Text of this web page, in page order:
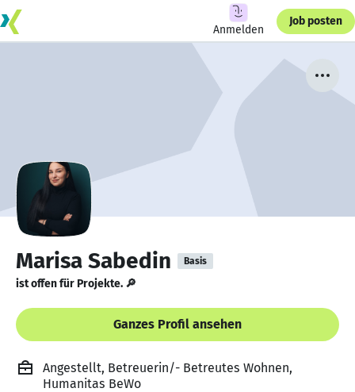
Anmelden
Job posten
Marisa Sabedin Basis
ist offen für Projekte. 🔎
Ganzes Profil ansehen
Angestellt, Betreuerin/- Betreutes Wohnen,
Humanitas BeWo